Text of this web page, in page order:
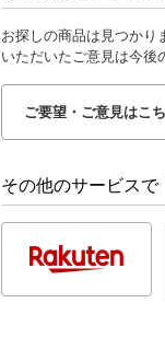
お探しの商品は見つかり
いただいたご意見は今後
ご要望・ご意見はこ
その他のサービス